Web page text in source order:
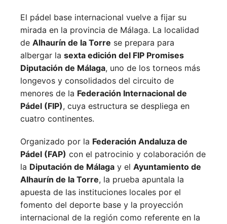
El pádel base internacional vuelve a fijar su
mirada en la provincia de Málaga. La localidad
de Alhaurín de la Torre se prepara para
albergar la sexta edición del FIP Promises
Diputación de Málaga, uno de los torneos más
longevos y consolidados del circuito de
menores de la Federación Internacional de
Pádel (FIP), cuya estructura se despliega en
cuatro continentes.
Organizado por la Federación Andaluza de
Pádel (FAP) con el patrocinio y colaboración de
la Diputación de Málaga y el Ayuntamiento de
Alhaurín de la Torre, la prueba apuntala la
apuesta de las instituciones locales por el
fomento del deporte base y la proyección
internacional de la región como referente en la